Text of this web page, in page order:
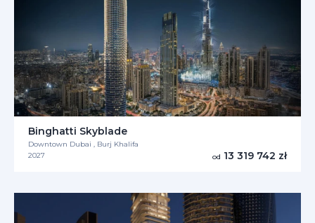
Binghatti Skyblade
Downtown Dubai , Burj Khalifa
2027
od 13 319 742 zł